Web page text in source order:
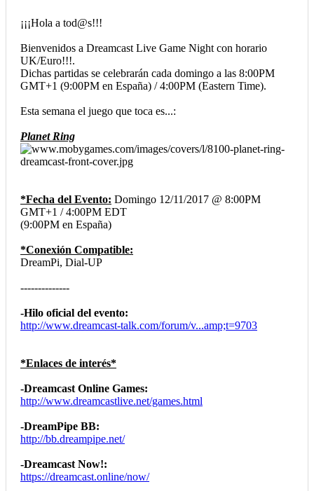
¡¡¡Hola a tod@s!!!
Bienvenidos a Dreamcast Live Game Night con horario
UK/Euro!!!.
Dichas partidas se celebrarán cada domingo a las 8:00PM
GMT+1 (9:00PM en España) / 4:00PM (Eastern Time).
Esta semana el juego que toca es...:
Planet Ring
*Fecha del Evento: Domingo 12/11/2017 @ 8:00PM
GMT+1 / 4:00PM EDT
(9:00PM en España)
*Conexión Compatible:
DreamPi, Dial-UP
--------------
-Hilo oficial del evento:
http://www.dreamcast-talk.com/forum/v...amp;t=9703
*Enlaces de interés*
-Dreamcast Online Games:
http://www.dreamcastlive.net/games.html
-DreamPipe BB:
http://bb.dreampipe.net/
-Dreamcast Now!:
https://dreamcast.online/now/